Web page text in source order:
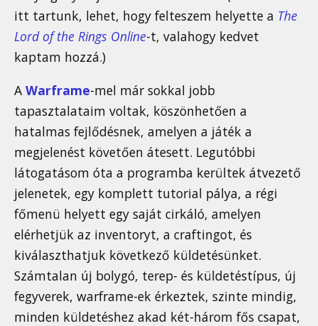
itt tartunk, lehet, hogy felteszem helyette a The
Lord of the Rings Online-t, valahogy kedvet
kaptam hozzá.)
A Warframe-mel már sokkal jobb
tapasztalataim voltak, köszönhetően a
hatalmas fejlődésnek, amelyen a játék a
megjelenést követően átesett. Legutóbbi
látogatásom óta a programba kerültek átvezető
jelenetek, egy komplett tutorial pálya, a régi
főmenü helyett egy saját cirkáló, amelyen
elérhetjük az inventoryt, a craftingot, és
kiválaszthatjuk következő küldetésünket.
Számtalan új bolygó, terep- és küldetéstípus, új
fegyverek, warframe-ek érkeztek, szinte mindig,
minden küldetéshez akad két-három fős csapat,